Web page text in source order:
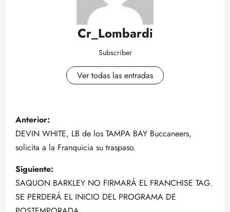
Cr_Lombardi
Subscriber
Ver todas las entradas
N
a
v
e
g
Anterior:
DEVIN WHITE, LB de los TAMPA BAY Buccaneers,
solicita a la Franquicia su traspaso.
Siguiente:
SAQUON BARKLEY NO FIRMARÁ EL FRANCHISE TAG.
SE PERDERÁ EL INICIO DEL PROGRAMA DE